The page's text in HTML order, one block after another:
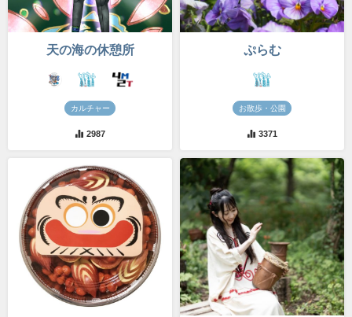
天の海の休憩所
カルチャー
2987
ぷらむ
お散歩・公園
3371